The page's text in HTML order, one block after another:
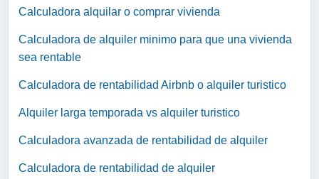
Calculadora alquilar o comprar vivienda
Calculadora de alquiler minimo para que una vivienda
sea rentable
Calculadora de rentabilidad Airbnb o alquiler turistico
Alquiler larga temporada vs alquiler turistico
Calculadora avanzada de rentabilidad de alquiler
Calculadora de rentabilidad de alquiler